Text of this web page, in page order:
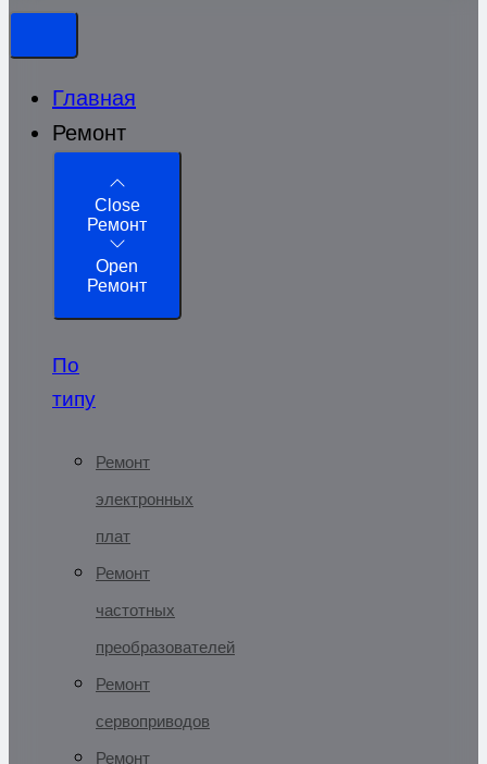
Главная
Ремонт
Close
Ремонт
Open
Ремонт
По
типу
Ремонт
электронных
плат
Ремонт
частотных
преобразователей
Ремонт
сервоприводов
Ремонт